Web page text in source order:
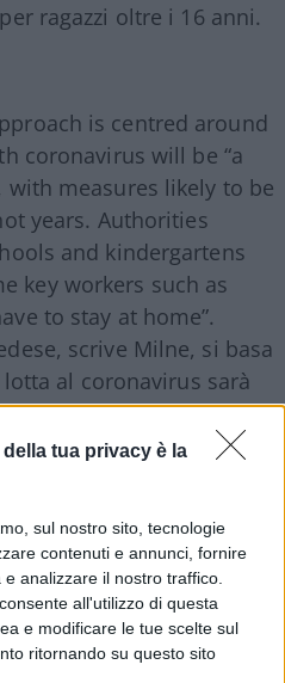
della tua privacy è la
sul nostro sito, tecnologie
contenuti e annunci, fornire
analizzare il nostro traffico.
all'utilizzo di questa
e modificare le tue scelte sul
ritornando su questo sito
ragazzi oltre i 16 anni.
is centred around
coronavirus will be “a
measures likely to be
years. Authorities
and kindergartens
key workers such as
to stay at home”.
scrive Milne, si basa
al coronavirus sarà
di pura velocità,
Le autorità
hanno fatto notare
a stare a casa.
spiegando che quel che
to compare countries